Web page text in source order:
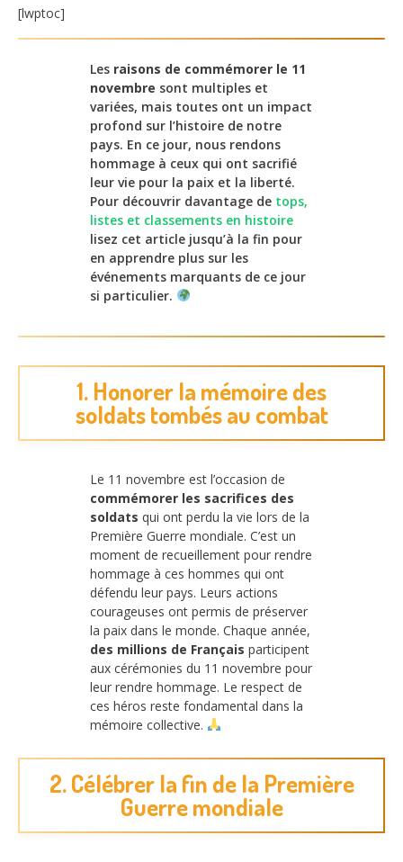
[lwptoc]
Les raisons de commémorer le 11
novembre sont multiples et
variées, mais toutes ont un impact
profond sur l’histoire de notre
pays. En ce jour, nous rendons
hommage à ceux qui ont sacrifié
leur vie pour la paix et la liberté.
Pour découvrir davantage de tops,
listes et classements en histoire
lisez cet article jusqu’à la fin pour
en apprendre plus sur les
événements marquants de ce jour
si particulier.
1. Honorer la mémoire des
soldats tombés au combat
Le 11 novembre est l’occasion de
commémorer les sacrifices des
soldats qui ont perdu la vie lors de la
Première Guerre mondiale. C’est un
moment de recueillement pour rendre
hommage à ces hommes qui ont
défendu leur pays. Leurs actions
courageuses ont permis de préserver
la paix dans le monde. Chaque année,
des millions de Français participent
aux cérémonies du 11 novembre pour
leur rendre hommage. Le respect de
ces héros reste fondamental dans la
mémoire collective.
2. Célébrer la fin de la Première
Guerre mondiale